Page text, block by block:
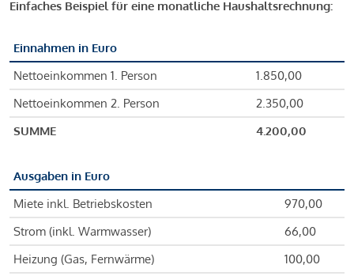
Einfaches Beispiel für eine monatliche Haushaltsrechnung:
Einnahmen in Euro
Nettoeinkommen 1. Person
1.850,00
Nettoeinkommen 2. Person
2.350,00
SUMME
4.200,00
Ausgaben in Euro
Miete inkl. Betriebskosten
970,00
Strom (inkl. Warmwasser)
66,00
Heizung (Gas, Fernwärme)
100,00